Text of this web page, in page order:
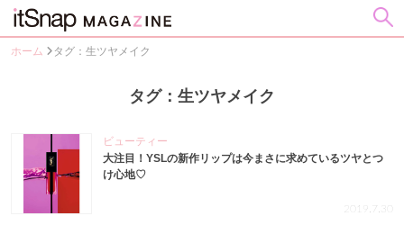
ホーム タグ：生ツヤメイク
タグ：生ツヤメイク
ビューティー
大注目！YSLの新作リップは今まさに求めているツヤとつ
け心地♡
2019.7.30